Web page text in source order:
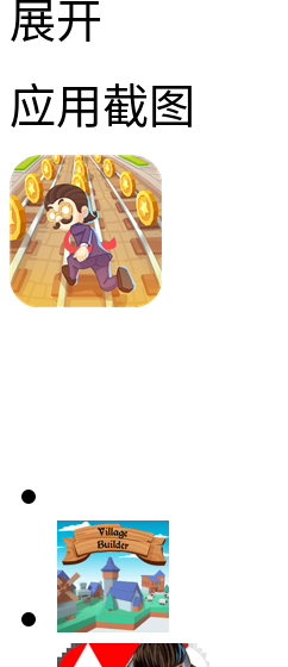
展开
应用截图